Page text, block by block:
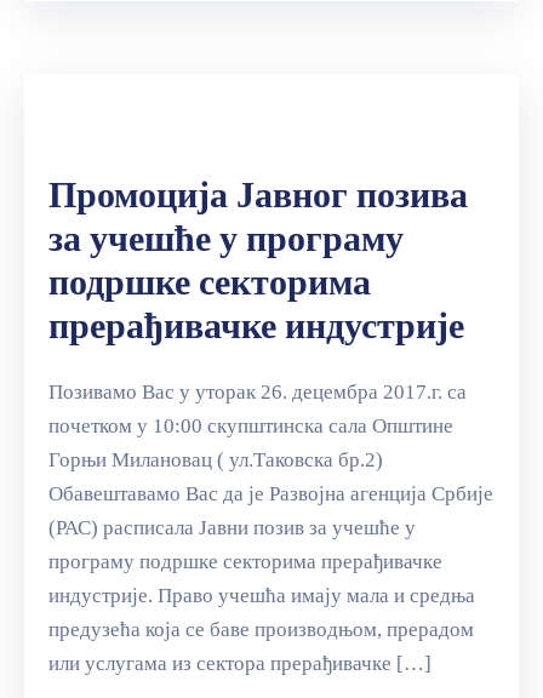
Промоција Јавног позива
за учешће у програму
подршке секторима
прерађивачке индустрије
Позивамо Вас у уторак 26. децембра 2017.г. са
почетком у 10:00 скупштинска сала Oпштине
Горњи Милановац ( ул.Таковска бр.2)
Обавештавамо Вас да је Развојна агенција Србије
(РАС) расписала Јавни позив за учешће у
програму подршке секторима прерађивачке
индустрије. Право учешћа имају мала и средња
предузећа која се баве производњом, прерадом
или услугама из сектора прерађивачке […]